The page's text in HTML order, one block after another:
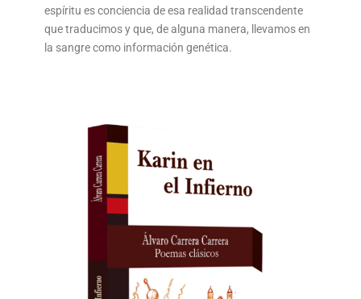
espíritu es conciencia de esa realidad transcendente
que traducimos y que, de alguna manera, llevamos en
la sangre como información genética.